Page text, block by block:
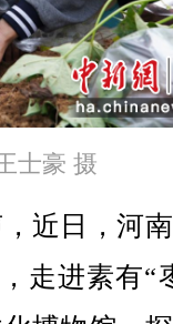
士豪 摄
近日，河
走进素有“